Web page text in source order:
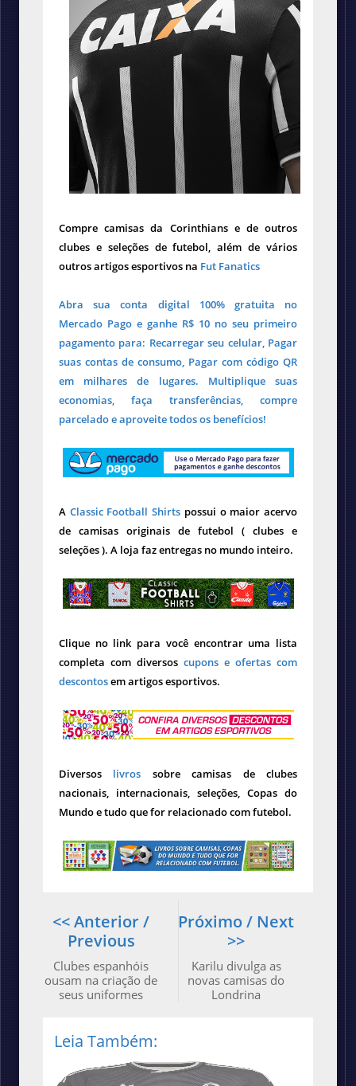
Compre camisas da Corinthians e de outros
clubes e seleções de futebol, além de vários
outros artigos esportivos na Fut Fanatics
Abra sua conta digital 100% gratuita no
Mercado Pago e ganhe R$ 10 no seu primeiro
pagamento para: Recarregar seu celular, Pagar
suas contas de consumo, Pagar com código QR
em milhares de lugares. Multiplique suas
economias, faça transferências, compre
parcelado e aproveite todos os benefícios!
A Classic Football Shirts possui o maior acervo
de camisas originais de futebol ( clubes e
seleções ). A loja faz entregas no mundo inteiro.
Clique no link para você encontrar uma lista
completa com diversos cupons e ofertas com
descontosem artigos esportivos.
Diversos livros sobre camisas de clubes
nacionais, internacionais, seleções, Copas do
Mundo e tudo que for relacionado com futebol.
Próximo / Next
>>
Karilu divulga as
novas camisas do
Londrina
<< Anterior /
Previous
Clubes espanhóis
ousam na criação de
seus uniformes
Leia Também: